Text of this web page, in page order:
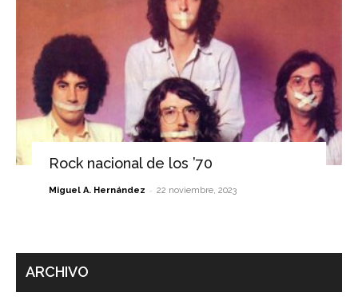
Rock nacional de los ’70
Miguel A. Hernández - 22 noviembre, 2023
ARCHIVO